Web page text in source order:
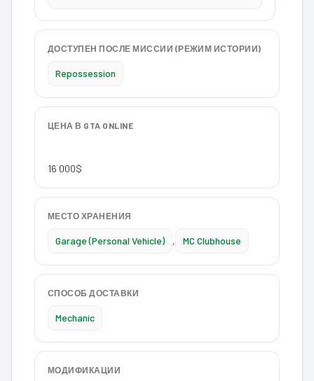
ДОСТУПЕН ПОСЛЕ МИССИИ (РЕЖИМ ИСТОРИИ)
Repossession
ЦЕНА В GTA ONLINE
16 000$
МЕСТО ХРАНЕНИЯ
Garage (Personal Vehicle) , MC Clubhouse
СПОСОБ ДОСТАВКИ
Mechanic
МОДИФИКАЦИИ